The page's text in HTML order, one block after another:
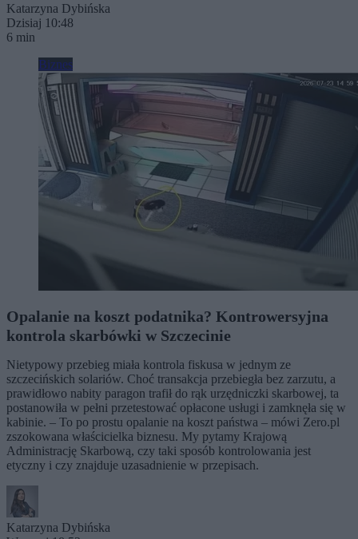
Katarzyna Dybińska
Dzisiaj 10:48
6 min
Biznes
Opalanie na koszt podatnika? Kontrowersyjna
kontrola skarbówki w Szczecinie
Nietypowy przebieg miała kontrola fiskusa w jednym ze
szczecińskich solariów. Choć transakcja przebiegła bez zarzutu, a
prawidłowo nabity paragon trafił do rąk urzędniczki skarbowej, ta
postanowiła w pełni przetestować opłacone usługi i zamknęła się w
kabinie. – To po prostu opalanie na koszt państwa – mówi Zero.pl
zszokowana właścicielka biznesu. My pytamy Krajową
Administrację Skarbową, czy taki sposób kontrolowania jest
etyczny i czy znajduje uzasadnienie w przepisach.
Katarzyna Dybińska